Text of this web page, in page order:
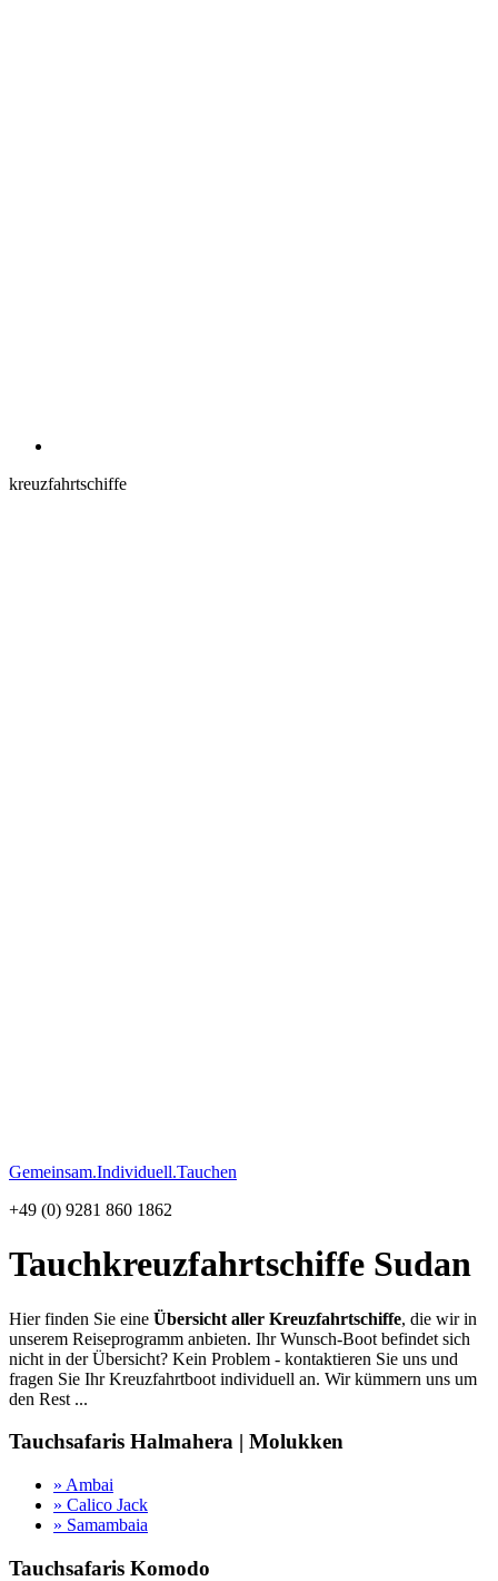
kreuzfahrtschiffe
Gemeinsam.Individuell.Tauchen
+49 (0) 9281 860 1862
Tauchkreuzfahrtschiffe Sudan
Hier finden Sie eine Übersicht aller Kreuzfahrtschiffe, die wir in
unserem Reiseprogramm anbieten. Ihr Wunsch-Boot befindet sich
nicht in der Übersicht? Kein Problem - kontaktieren Sie uns und
fragen Sie Ihr Kreuzfahrtboot individuell an. Wir kümmern uns um
den Rest ...
Tauchsafaris Halmahera | Molukken
» Ambai
» Calico Jack
» Samambaia
Tauchsafaris Komodo